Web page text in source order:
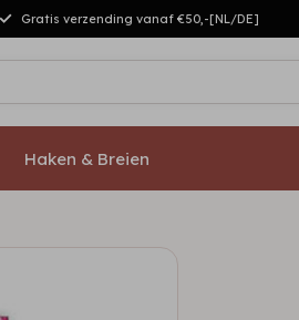
Gratis verzending vanaf €50,-[NL/DE]
Haken & Breien